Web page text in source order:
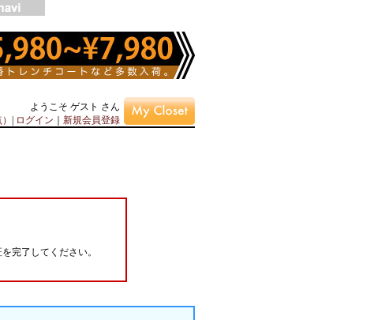
ようこそ ゲスト さん
ログイン
新規会員登録
完了してください。